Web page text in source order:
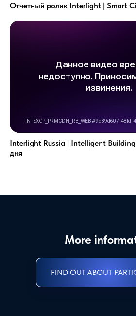
Отчетный ролик Interlight | Smart
Interlight Russia | Intelligent Building
дня
More
FIND OUT ABOUT